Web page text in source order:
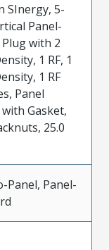
SInergy, 5-
Panel-
with 2
1 RF, 1
1 RF
Panel
Gasket,
25.0
Panel, Panel-